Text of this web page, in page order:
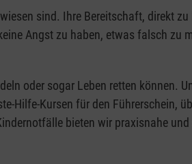
sind. Ihre Bereitschaft, direkt zu
Angst zu haben, etwas falsch zu
oder sogar Leben retten können.
Hilfe-Kursen für den Führerschein,
bieten wir praxisnahe und